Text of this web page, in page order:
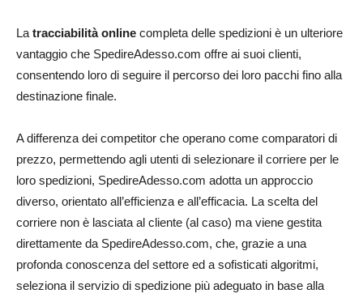
La tracciabilità online completa delle spedizioni è un ulteriore
vantaggio che SpedireAdesso.com offre ai suoi clienti,
consentendo loro di seguire il percorso dei loro pacchi fino alla
destinazione finale.
A differenza dei competitor che operano come comparatori di
prezzo, permettendo agli utenti di selezionare il corriere per le
loro spedizioni, SpedireAdesso.com adotta un approccio
diverso, orientato all’efficienza e all’efficacia. La scelta del
corriere non è lasciata al cliente (al caso) ma viene gestita
direttamente da SpedireAdesso.com, che, grazie a una
profonda conoscenza del settore ed a sofisticati algoritmi,
seleziona il servizio di spedizione più adeguato in base alla